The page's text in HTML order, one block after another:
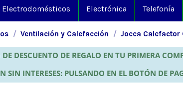
Electrodomésticos Electrónica Telefonía
Ventilación y Calefacción Jocca Calefactor
DESCUENTO DE REGALO EN TU PRIMERA
SIN INTERESES: PULSANDO EN EL BOTÓN DE